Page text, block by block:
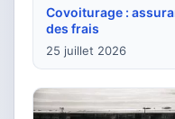
Covoiturage :
des frais
25 juillet 2026